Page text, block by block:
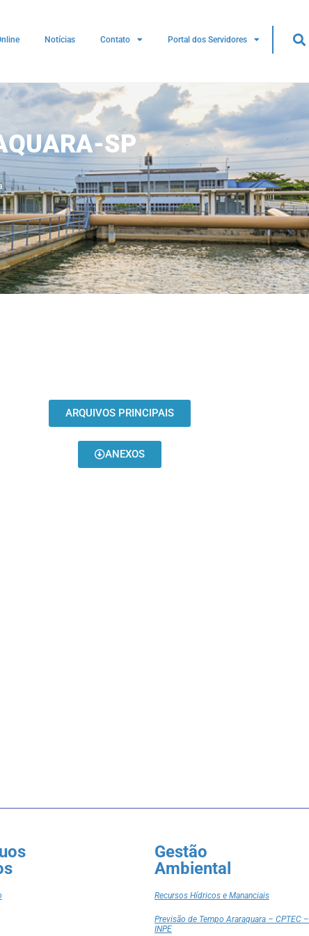
Notícias Contato Portal dos Servidores
SP
ARQUIVOS PRINCIPAIS
ANEXOS
Gestão
Ambiental
Recursos Hídricos e Mananciais
Previsão de Tempo Araraquara – CPTEC –
INPE